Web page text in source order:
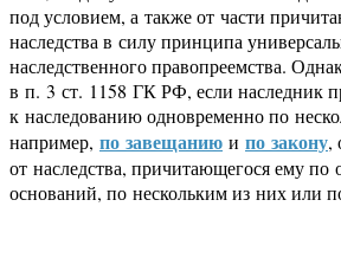
под условием, а также от части
наследства в силу принципа
наследственного правопреемства.
в п. 3 ст. 1158 ГК РФ, если наследник
к наследованию одновременно по
например, по завещанию и по закону,
от наследства, причитающегося ему по
оснований, по нескольким из них или